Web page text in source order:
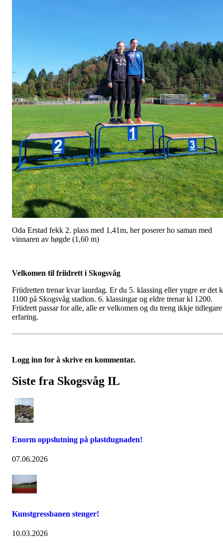
Oda Erstad fekk 2. plass med 1,41m, her poserer ho saman med
vinnaren av høgde (1,60 m)
Velkomen til friidrett i Skogsvåg
Friidretten trenar kvar laurdag. Er du 5. klassing eller yngre er det
1100 på Skogsvåg stadion. 6. klassingar og eldre trenar kl 1200.
Friidrett passar for alle, alle er velkomen og du treng ikkje tidlegare
erfaring.
Logg inn for å skrive en kommentar.
Siste fra Skogsvåg IL
Enorm oppslutning på plastdugnaden!
07.06.2026
Kunstgressbanen stenger!
10.03.2026